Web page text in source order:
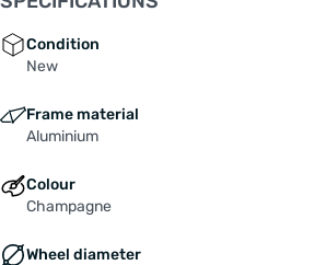
Condition
New
Frame material
Aluminium
Colour
Champagne
Wheel diameter